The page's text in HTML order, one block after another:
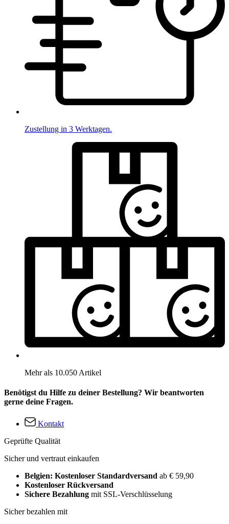
Zustellung in 3 Werktagen.
Mehr als 10.050 Artikel
Benötigst du Hilfe zu deiner Bestellung? Wir beantworten
gerne deine Fragen.
Kontakt
Geprüfte Qualität
Sicher und vertraut einkaufen
Belgien: Kostenloser Standardversand ab € 59,90
Kostenloser Rückversand
Sichere Bezahlung mit SSL-Verschlüsselung
Sicher bezahlen mit